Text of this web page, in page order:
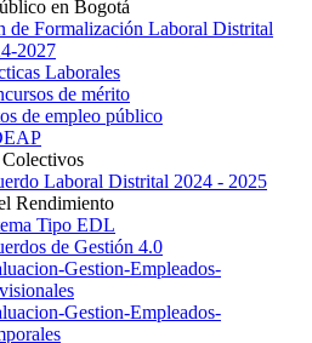
en Bogotá
de Formalización Laboral Distrital
2027
Laborales
de mérito
de empleo público
Laboral Distrital 2024 - 2025
Rendimiento
Tipo EDL
de Gestión 4.0
Gestion-Empleados-
Gestion-Empleados-